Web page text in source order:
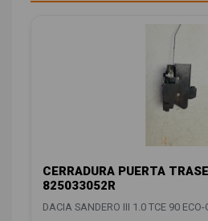
CERRADURA PUERTA
825033052R
DACIA SANDERO III 1.0 TCE 90 ECO-